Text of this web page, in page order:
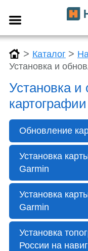
> Каталог >
Установка и
Установка и
картографии
Обновление
Установка
Garmin
Установка
Garmin
Установка
России на